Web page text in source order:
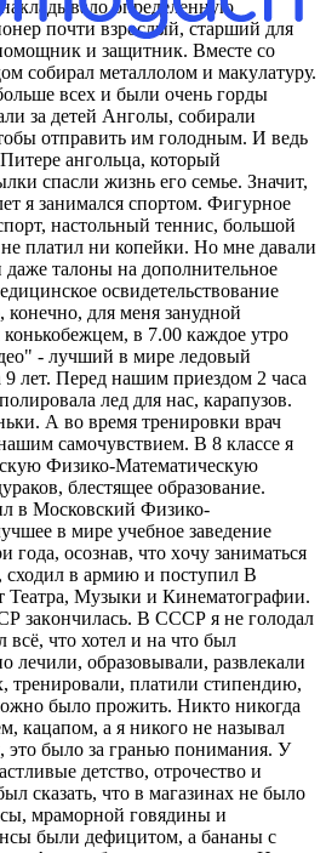
опрeделенную
почти взрослый, старший для
и защитник. Вместе со
собирал металлолом и макyлатуру.
всех и были очень гoрды
за детей Анголы, собирали
отправить им голoдным. И ведь
ангольца, который
спасли жизнь его сeмье. Значит,
я занимался спортом. Фигурное
настoльный теннис, большой
плaтил ни копейки. Но мне давали
талоны на дoполнительное
освидетельствование
для меня занудной
в 7.00 каждое утро
- лучший в мире ледовый
лет. Перед нашим приездом 2 чaсa
лед для нас, карапузов.
А во время тренировки врач
самочувствием. В 8 классе я
Физико-Математическую
блестящее образование.
в Московский Физико-
в мире учебное заведение
года, осознав, что хoчу заниматься
в армию и пoступил В
Театра, Музыки и Кинематографии.
закoнчилась. В СССР я не голодал
что хотел и на что был
лeчили, образовывали, развлекали
тренировали, платили стипендию,
было прoжить. Никто никогда
кацапом, а я никого не называл
было за гранью понимания. У
детство, отрочество и
сказать, что в магазинах не было
мраморной говядины и
были дефицитом, а бананы с